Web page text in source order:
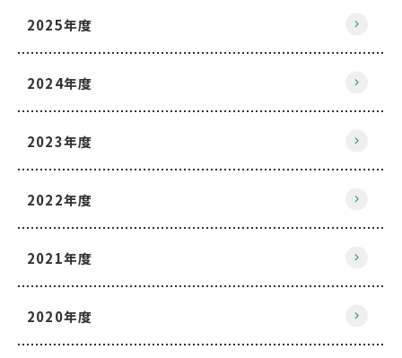
2025年度
2024年度
2023年度
2022年度
2021年度
2020年度